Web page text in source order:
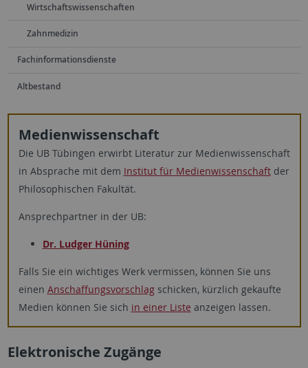
Wirtschaftswissenschaften
Zahnmedizin
Fachinformationsdienste
Altbestand
Medienwissenschaft
Die UB Tübingen erwirbt Literatur zur Medienwissenschaft
in Absprache mit dem Institut für Medienwissenschaftder
Philosophischen Fakultät.
Ansprechpartner in der UB:
Dr. Ludger Hüning
Falls Sie ein wichtiges Werk vermissen, können Sie uns
einen Anschaffungsvorschlagschicken, kürzlich gekaufte
Medien können Sie sich in einer Liste anzeigen lassen.
Elektronische Zugänge